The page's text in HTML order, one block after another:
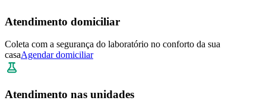
Atendimento domiciliar
Coleta com a segurança do laboratório no conforto da sua
casaAgendar domiciliar
Atendimento nas unidades